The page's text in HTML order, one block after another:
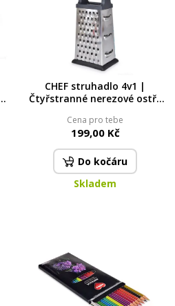
CHEF struhadlo 4v1 |
Čtyřstranné nerezové ostří,
Cena pro tebe
199,00 Kč
Do kočáru
Skladem